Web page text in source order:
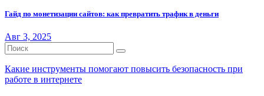
Гайд по монетизации сайтов: как превратить трафик в деньги
Авг 3, 2025
Какие инструменты помогают повысить безопасность при
работе в интернете